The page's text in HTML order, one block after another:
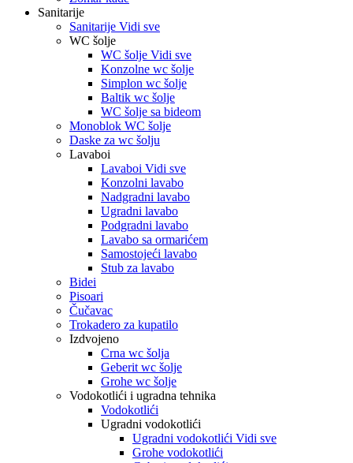
Sanitarije
Sanitarije Vidi sve
WC šolje
WC šolje Vidi sve
Konzolne wc šolje
Simplon wc šolje
Baltik wc šolje
WC šolje sa bideom
Monoblok WC šolje
Daske za wc šolju
Lavaboi
Lavaboi Vidi sve
Konzolni lavabo
Nadgradni lavabo
Ugradni lavabo
Podgradni lavabo
Lavabo sa ormarićem
Samostojeći lavabo
Stub za lavabo
Bidei
Pisoari
Čučavac
Trokadero za kupatilo
Izdvojeno
Crna wc šolja
Geberit wc šolje
Grohe wc šolje
Vodokotlići i ugradna tehnika
Vodokotlići
Ugradni vodokotlići
Ugradni vodokotlići Vidi sve
Grohe vodokotlići